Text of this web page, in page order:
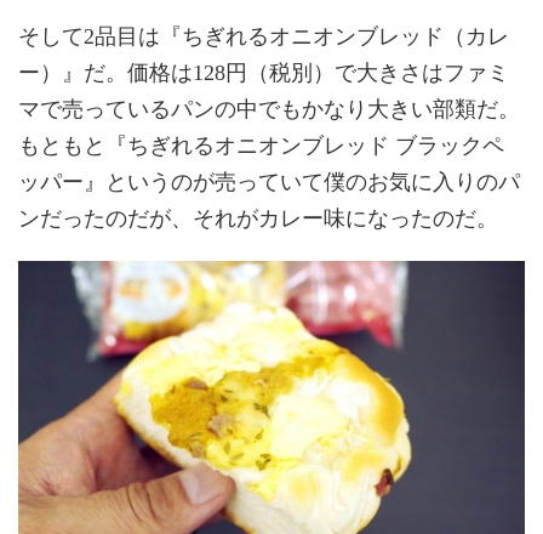
そして2品目は『ちぎれるオニオンブレッド（カレ
ー）』だ。価格は128円（税別）で大きさはファミ
マで売っているパンの中でもかなり大きい部類だ。
もともと『ちぎれるオニオンブレッド ブラックペ
ッパー』というのが売っていて僕のお気に入りのパ
ンだったのだが、それがカレー味になったのだ。